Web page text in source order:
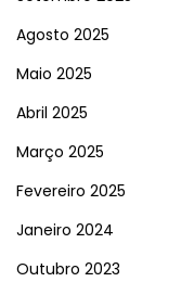
Agosto 2025
Maio 2025
Abril 2025
Março 2025
Fevereiro 2025
Janeiro 2024
Outubro 2023